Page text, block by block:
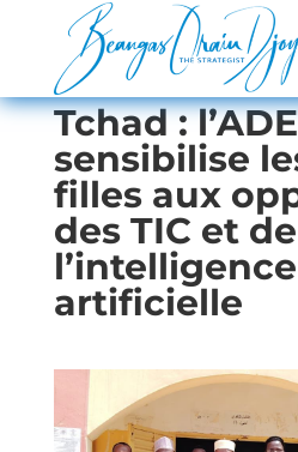
Tchad :
sensibilise
filles aux
des TIC et de
l’intelligence
artificielle